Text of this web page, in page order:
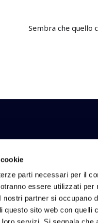
parti necessari per il
essere utilizzati per
partner si occupano
questo sito web con quelli
Sembra che quello
Investor
Calendario